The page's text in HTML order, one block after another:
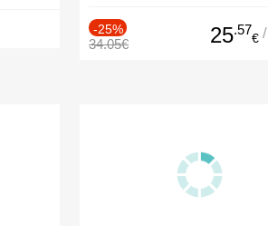
-25%
34.05€ 25.57
€ /